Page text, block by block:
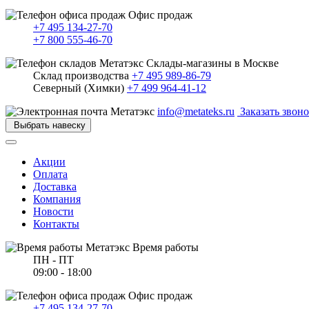
Офис продаж
+7 495 134-27-70
+7 800 555-46-70
Склады-магазины в Москве
Склад производства +7 495 989-86-79
Северный (Химки) +7 499 964-41-12
info@metateks.ru Заказать
Выбрать навеску
Акции
Оплата
Доставка
Компания
Новости
Контакты
Время работы
ПН - ПТ
09:00 - 18:00
Офис продаж